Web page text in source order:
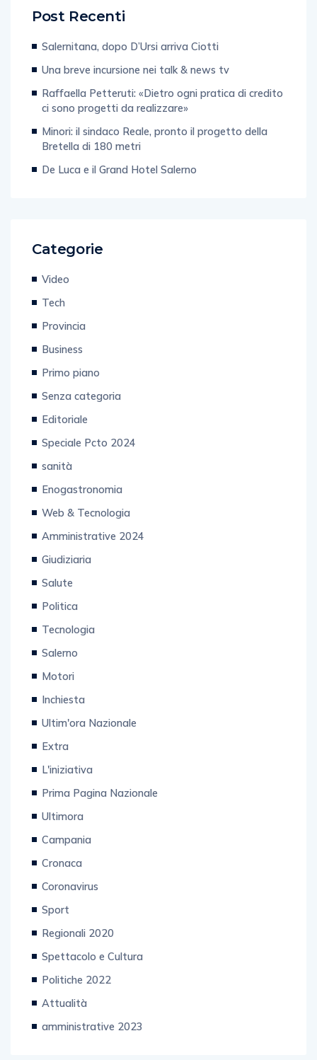
Post Recenti
Salernitana, dopo D’Ursi arriva Ciotti
Una breve incursione nei talk & news tv
Raffaella Petteruti: «Dietro ogni pratica di credito
ci sono progetti da realizzare»
Minori: il sindaco Reale, pronto il progetto della
Bretella di 180 metri
De Luca e il Grand Hotel Salerno
Categorie
Video
Tech
Provincia
Business
Primo piano
Senza categoria
Editoriale
Speciale Pcto 2024
sanità
Enogastronomia
Web & Tecnologia
Amministrative 2024
Giudiziaria
Salute
Politica
Tecnologia
Salerno
Motori
Inchiesta
Ultim'ora Nazionale
Extra
L'iniziativa
Prima Pagina Nazionale
Ultimora
Campania
Cronaca
Coronavirus
Sport
Regionali 2020
Spettacolo e Cultura
Politiche 2022
Attualità
amministrative 2023